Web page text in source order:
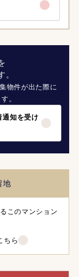
。
物件が出た際に
。
通知を受け
地
このマンション
ちら